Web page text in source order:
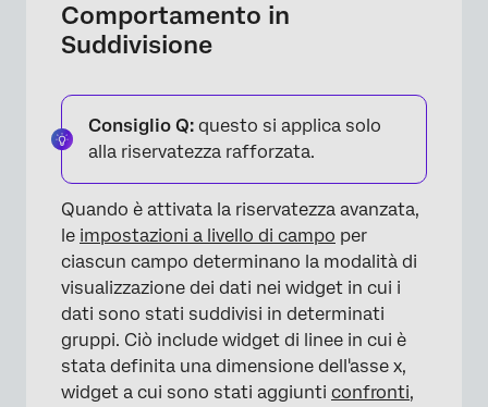
×
Comportamento in
Suddivisione
Consiglio Q: questo si applica solo
alla riservatezza rafforzata.
Quando è attivata la riservatezza avanzata,
le impostazioni a livello di campo per
ciascun campo determinano la modalità di
visualizzazione dei dati nei widget in cui i
dati sono stati suddivisi in determinati
gruppi. Ciò include widget di linee in cui è
stata definita una dimensione dell'asse x,
widget a cui sono stati aggiunti confronti,